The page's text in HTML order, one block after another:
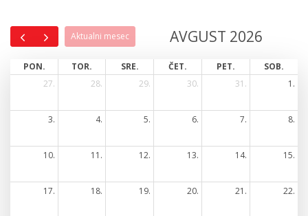
Aktualni mesec AVGUST 2026
PON. TOR. SRE. ČET. PET.
SOB.
27.
28. 29. 30. 31. 1.
3. 4. 5. 6. 7. 8.
10. 11. 12. 13. 14. 15.
17. 18. 19. 20. 21. 22.